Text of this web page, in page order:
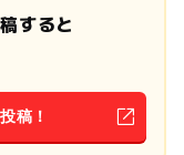
すると
稿！